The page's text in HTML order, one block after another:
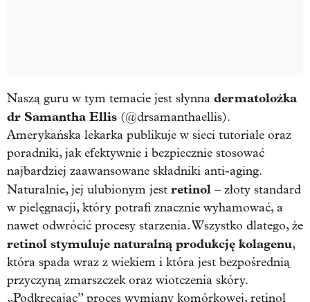
Naszą guru w tym temacie jest słynna dermatolożka
dr Samantha Ellis (@drsamanthaellis).
Amerykańska lekarka publikuje w sieci tutoriale oraz
poradniki, jak efektywnie i bezpiecznie stosować
najbardziej zaawansowane składniki anti-aging.
Naturalnie, jej ulubionym jest retinol – złoty standard
w pielęgnacji, który potrafi znacznie wyhamować, a
nawet odwrócić procesy starzenia. Wszystko dlatego, że
retinol stymuluje naturalną produkcję kolagenu,
która spada wraz z wiekiem i która jest bezpośrednią
przyczyną zmarszczek oraz wiotczenia skóry.
„Podkręcając” proces wymiany komórkowej, retinol